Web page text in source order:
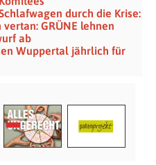
durch die Krise:
GRÜNE lehnen
ab
Wuppertal jährlich für